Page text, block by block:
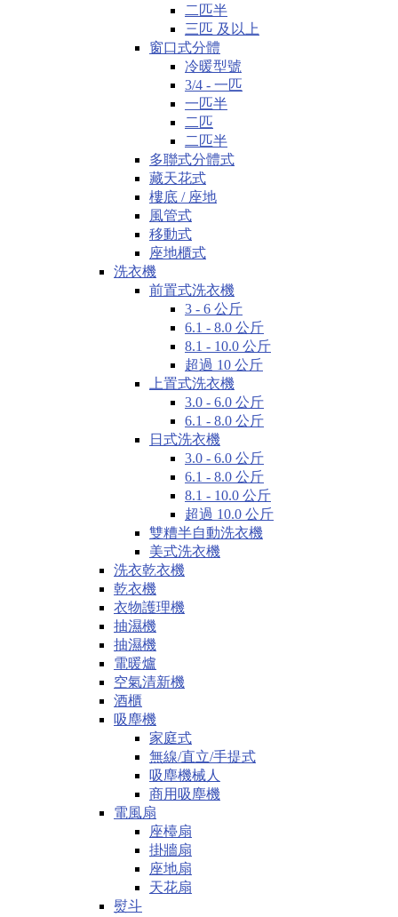
二匹半
三匹 及以上
窗口式分體
冷暖型號
3/4 - 一匹
一匹半
二匹
二匹半
多聯式分體式
藏天花式
樓底 / 座地
風管式
移動式
座地櫃式
洗衣機
前置式洗衣機
3 - 6 公斤
6.1 - 8.0 公斤
8.1 - 10.0 公斤
超過 10 公斤
上置式洗衣機
3.0 - 6.0 公斤
6.1 - 8.0 公斤
日式洗衣機
3.0 - 6.0 公斤
6.1 - 8.0 公斤
8.1 - 10.0 公斤
超過 10.0 公斤
雙糟半自動洗衣機
美式洗衣機
洗衣乾衣機
乾衣機
衣物護理機
抽濕機
抽濕機
電暖爐
空氣清新機
酒櫃
吸塵機
家庭式
無線/直立/手提式
吸塵機械人
商用吸塵機
電風扇
座檯扇
掛牆扇
座地扇
天花扇
熨斗